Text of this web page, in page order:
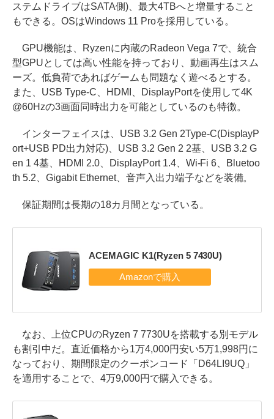
ステムドライブはSATA側)、最大4TBへと増量すること
もできる。OSはWindows 11 Proを採用している。
GPU機能は、Ryzenに内蔵のRadeon Vega 7で、統合
型GPUとしては高い性能を持っており、動画再生はスム
ーズ。低負荷であればゲームも問題なく遊べるとする。
また、USB Type-C、HDMI、DisplayPortを使用して4K
@60Hzの3画面同時出力を可能としているのも特徴。
インターフェイスは、USB 3.2 Gen 2Type-C(DisplayP
ort+USB PD出力対応)、USB 3.2 Gen 2 2基、USB 3.2 G
en 1 4基、HDMI 2.0、DisplayPort 1.4、Wi-Fi 6、Bluetoo
th 5.2、Gigabit Ethernet、音声入出力端子などを装備。
保証期間は長期の18カ月間となっている。
ACEMAGIC K1(Ryzen 5 7430U)
なお、上位CPUのRyzen 7 7730Uを搭載する別モデル
も割引中だ。直近価格から1万4,000円安い5万1,998円に
なっており、期間限定のクーポンコード「D64LI9UQ」
を適用することで、4万9,000円で購入できる。